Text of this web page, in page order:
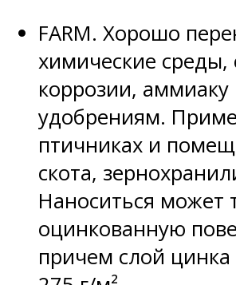
FARM. Хорошо
химические среды,
коррозии, аммиаку
удобрениям.
птичниках и
скота,
Наноситься может
оцинкованную
причем слой